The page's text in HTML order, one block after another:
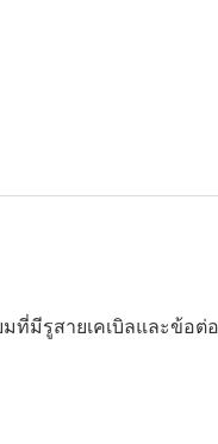
ที่มีรูสายเคเบิลและข้